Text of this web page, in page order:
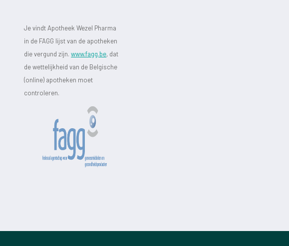
Je vindt Apotheek Wezel Pharma
in de FAGG lijst van de apotheken
die vergund zijn.www.fagg.be, dat
de wettelijkheid van de Belgische
(online) apotheken moet
controleren.